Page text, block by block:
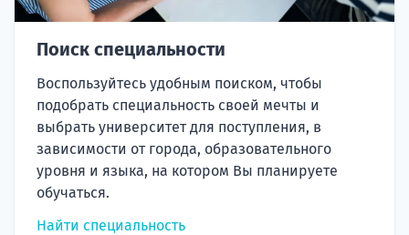
Поиск специальности
Воспользуйтесь удобным поиском, чтобы
подобрать специальность своей мечты и
выбрать университет для поступления, в
зависимости от города, образовательного
уровня и языка, на котором Вы планируете
обучаться.
Найти специальность